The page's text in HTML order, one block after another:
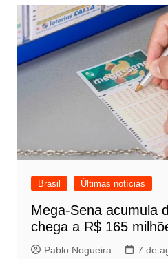
Post
Brasil Últimas notícias
Mega-Sena acumula
chega a R$ 165
Pablo Nogueira 7 de